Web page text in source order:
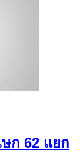
ก 62 แยก